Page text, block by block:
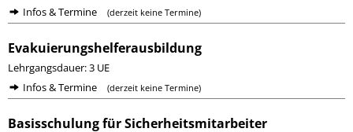
Infos & Termine
(derzeit keine Termine)
Evakuierungshelferausbildung
Lehrgangsdauer: 3 UE
Infos & Termine
(derzeit keine Termine)
Basisschulung für Sicherheitsmitarbeiter